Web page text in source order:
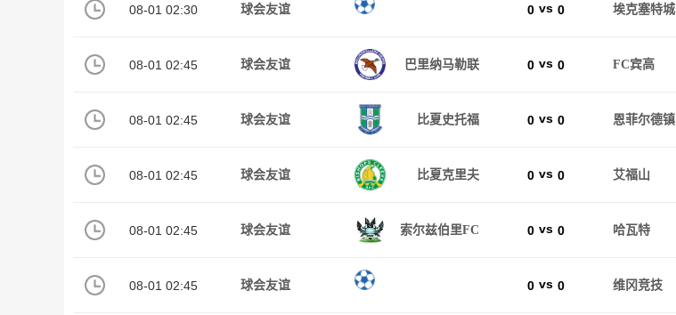
08-01 02:30 球会友谊 0 vs 0 埃克塞特城
08-01 02:45 球会友谊 巴里纳马勒联 0 vs 0 FC宾高
08-01 02:45 球会友谊 比夏史托福 0 vs 0 恩菲尔德镇
08-01 02:45 球会友谊 比夏克里夫 0 vs 0 艾福山
08-01 02:45 球会友谊 索尔兹伯里FC 0 vs 0 哈瓦特
08-01 02:45 球会友谊 0 vs 0 维冈竞技